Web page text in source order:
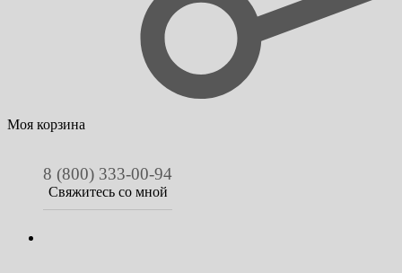
Моя корзина
8 (800) 333-00-94
Свяжитесь со мной